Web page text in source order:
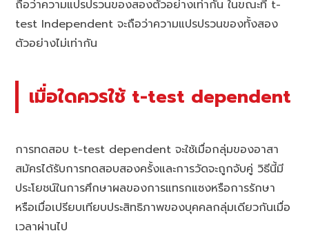
ถือว่าความแปรปรวนของสองตัวอย่างเท่ากัน ในขณะที่ t-
test Independent จะถือว่าความแปรปรวนของทั้งสอง
ตัวอย่างไม่เท่ากัน
เมื่อใดควรใช้ t-test dependent
การทดสอบ t-test dependent จะใช้เมื่อกลุ่มของอาสา
สมัครได้รับการทดสอบสองครั้งและการวัดจะถูกจับคู่ วิธีนี้มี
ประโยชน์ในการศึกษาผลของการแทรกแซงหรือการรักษา
หรือเมื่อเปรียบเทียบประสิทธิภาพของบุคคลกลุ่มเดียวกันเมื่อ
เวลาผ่านไป